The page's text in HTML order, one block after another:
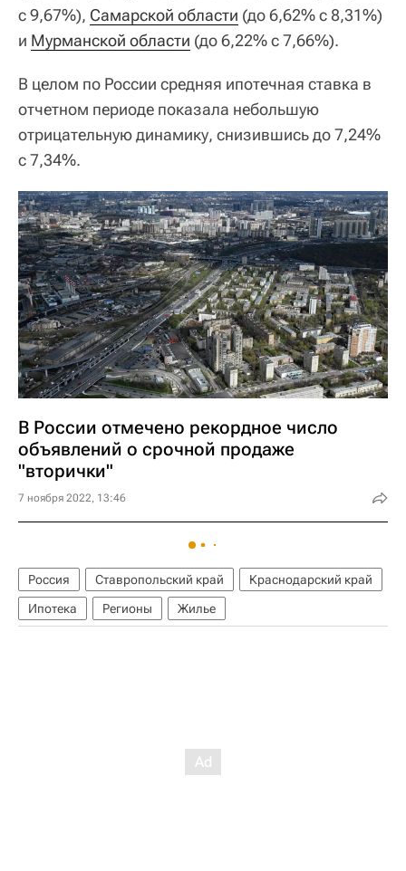
с 9,67%), Самарской области (до 6,62% с 8,31%)
и Мурманской области (до 6,22% с 7,66%).
В целом по России средняя ипотечная ставка в
отчетном периоде показала небольшую
отрицательную динамику, снизившись до 7,24%
с 7,34%.
В России отмечено рекордное число
объявлений о срочной продаже
"вторички"
7 ноября 2022, 13:46
Россия Ставропольский край
Краснодарский край
Ипотека
Регионы Жилье